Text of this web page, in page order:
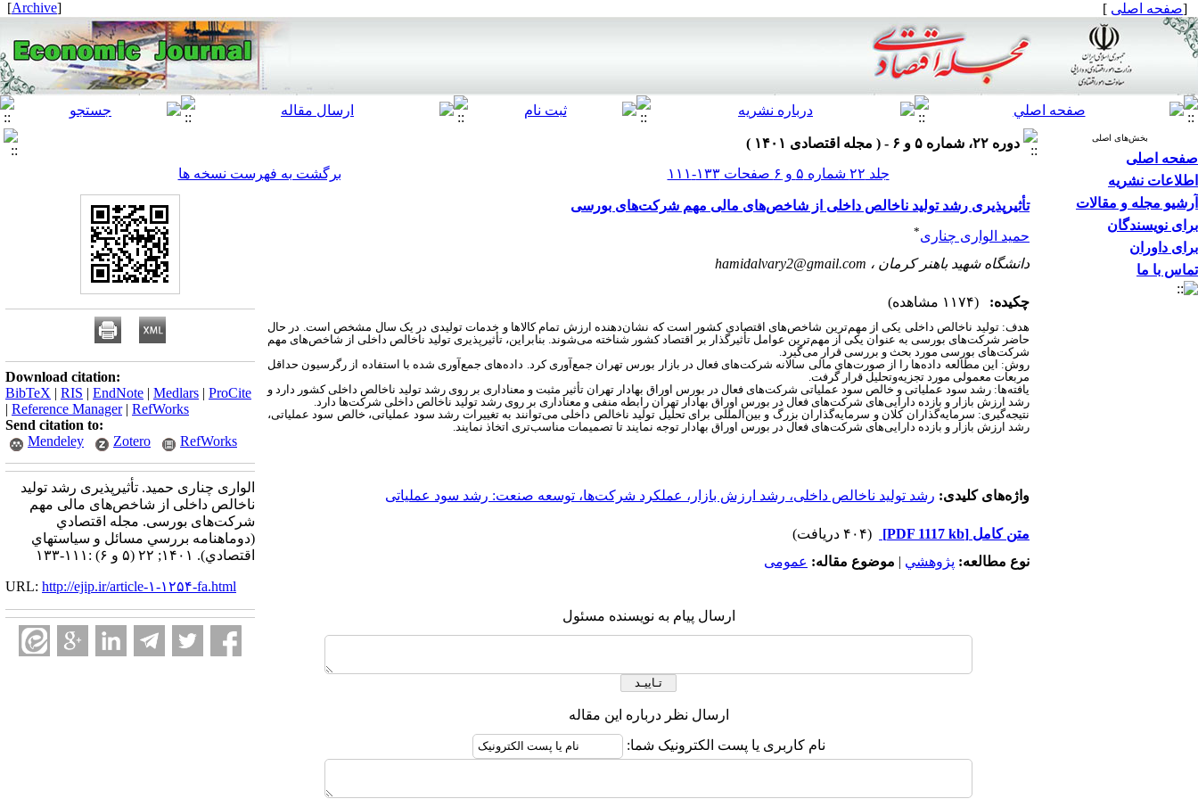
[صفحه اصلی ]
[
Archive
]
بخش‌های اصلی
صفحه اصلی
اطلاعات نشریه
آرشیو مجله و مقالات
برای نویسندگان
برای داوران
تماس با ما
دوره ۲۲، شماره ۵ و ۶ - ( مجله اقتصادی ۱۴۰۱ )
جلد ۲۲ شماره ۵ و ۶ صفحات ۱۳۳-۱۱۱
برگشت به فهرست نسخه ها
تأثیرپذیری رشد تولید ناخالص داخلی از شاخص‌های مالی مهم شرکت‌های بورسی
حمید الواری چناری*
دانشگاه شهید باهنر کرمان ، hamidalvary2@gmail.com
چکیده: (۱۱۷۴ مشاهده)
هدف: تولید ناخالص داخلی یکی از مهم‌ترین شاخص‌های اقتصادی کشور است که نشان‌دهنده ارزش تمام کالاها و خدمات تولیدی در یک سال مشخص است. در حال
حاضر شرکت‌های بورسی به عنوان یکی از مهم‌ترین عوامل تأثیرگذار بر اقتصاد کشور شناخته می‌شوند. بنابراین، تأثیرپذیری تولید ناخالص داخلی از شاخص‌های مهم
شرکت‌های بورسی مورد بحث و بررسی قرار می‌گیرد.
روش: این مطالعه داده‌ها را از صورت‌های مالی سالانه شرکت‌های فعال در بازار بورس تهران جمع‌آوری کرد. داده‌های جمع‌آوری شده با استفاده از رگرسیون حداقل
مربعات معمولی مورد تجزیه‌وتحلیل قرار گرفت.
یافته‌ها: رشد سود عملیاتی و خالص سود عملیاتی شرکت‌های فعال در بورس اوراق بهادار تهران تأثیر مثبت و معناداری بر روی رشد تولید ناخالص داخلی کشور دارد و
رشد ارزش بازار و بازده دارایی‌های شرکت‌های فعال در بورس اوراق بهادار تهران رابطه منفی و معناداری بر روی رشد تولید ناخالص داخلی شرکت‌ها دارد.
نتیجه‌گیری: سرمایه‌گذاران کلان و سرمایه‌گذاران بزرگ و بین‌المللی برای تحلیل تولید ناخالص داخلی می‌توانند به تغییرات رشد سود عملیاتی، خالص سود عملیاتی،
رشد ارزش بازار و بازده دارایی‌های شرکت‌های فعال در بورس اوراق بهادار توجه نمایند تا تصمیمات مناسب‌تری اتخاذ نمایند.
واژه‌های کلیدی: رشد تولید ناخالص داخلی، رشد ارزش بازار، عملکرد شرکت‌ها، توسعه صنعت: رشد سود عملیاتی
متن کامل [PDF 1117 kb]
(۴۰۴ دریافت)
نوع مطالعه: پژوهشي | موضوع مقاله: عمومى
ارسال پیام به نویسنده مسئول
ارسال نظر درباره این مقاله
نام کاربری یا پست الکترونیک شما:
Download citation:
BibTeX | RIS | EndNote | Medlars | ProCite
| Reference Manager| RefWorks
Send citation to:
Mendeley
Zotero RefWorks
الواری چناری حمید. تأثیرپذیری رشد تولید
ناخالص داخلی از شاخص‌های مالی مهم
شرکت‌های بورسی. مجله اقتصادي
(دوماهنامه بررسي مسائل و سياستهاي
اقتصادي). ۱۴۰۱; ۲۲ (۵ و ۶) :۱۱۱-۱۳۳
URL: http://ejip.ir/article-۱-۱۲۵۴-fa.html